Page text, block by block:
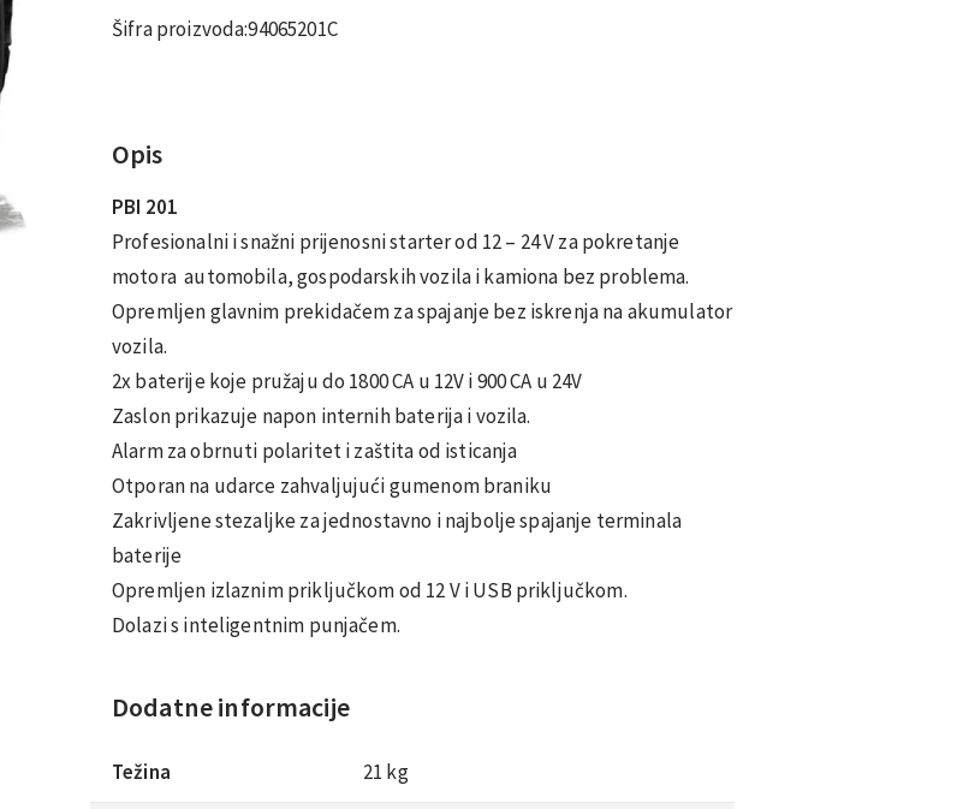
Šifra proizvoda:94065201C
Opis
PBI 201
Profesionalni i snažni prijenosni starter od 12 – 24 V za pokretanje
motora automobila, gospodarskih vozila i kamiona bez problema.
Opremljen glavnim prekidačem za spajanje bez iskrenja na akumulator
vozila.
2x baterije koje pružaju do 1800 CA u 12V i 900 CA u 24V
Zaslon prikazuje napon internih baterija i vozila.
Alarm za obrnuti polaritet i zaštita od isticanja
Otporan na udarce zahvaljujući gumenom braniku
Zakrivljene stezaljke za jednostavno i najbolje spajanje terminala
baterije
Opremljen izlaznim priključkom od 12 V i USB priključkom.
Dolazi s inteligentnim punjačem.
Dodatne informacije
Težina 21 kg